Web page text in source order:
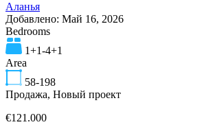
Аланья
Добавлено: Май 16, 2026
Bedrooms
1+1-4+1
Area
58-198
Продажа, Новый проект
€121.000